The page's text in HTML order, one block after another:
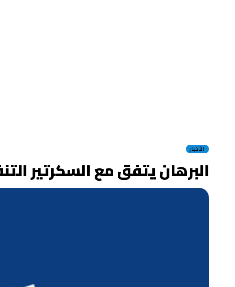
الأخبار
البرهان يتفق مع السكرتير